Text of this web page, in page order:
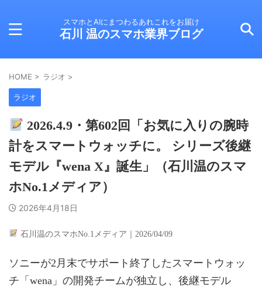
スマホとAIにまつわるあれこれをお届け
石川 温のスマホ業界ブログ
HOME > ラジオ >
ラジオ
2026.4.9・第602回「お気に入りの腕時
計をスマートウォッチに。 シリーズ後継
モデル『wena X』誕生」（石川温のスマ
ホNo.1メディア）
2026年4月18日
石川温のスマホNo.1メディア｜2026/04/09
ソニーが2月末でサポート終了したスマートウォッ
チ「wena」の開発チームが独立し、後継モデル